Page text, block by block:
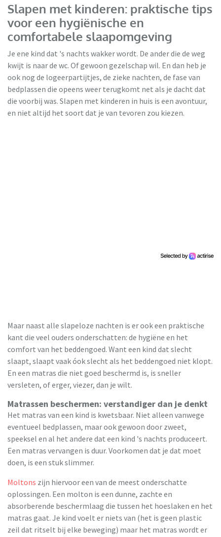
Slapen met kinderen: praktische tips
voor een hygiënische en
comfortabele slaapomgeving
Je ene kind dat 's nachts wakker wordt. De ander die de weg
kwijt is naar de wc. Of gewoon gezelschap wil. En dan heb je
ook nog de logeerpartijtjes, de zieke nachten, de fase van
bedplassen die opeens weer terugkomt net als je dacht dat
die voorbij was. Slapen met kinderen in huis is een avontuur,
en niet altijd het soort dat je van tevoren zou kiezen.
Maar naast alle slapeloze nachten is er ook een praktische
kant die veel ouders onderschatten: de hygiëne en het
comfort van het beddengoed. Want een kind dat slecht
slaapt, slaapt vaak óok slecht als het beddengoed niet klopt.
En een matras die niet goed beschermd is, is sneller
versleten, of erger, viezer, dan je wilt.
Matrassen beschermen: verstandiger dan je denkt
Het matras van een kind is kwetsbaar. Niet alleen vanwege
eventueel bedplassen, maar ook gewoon door zweet,
speeksel en al het andere dat een kind 's nachts produceert.
Een matras vervangen is duur. Voorkomen dat je dat moet
doen, is een stuk slimmer.
Moltons zijn hiervoor een van de meest onderschatte
oplossingen. Een molton is een dunne, zachte en
absorberende beschermlaag die tussen het hoeslaken en het
matras gaat. Je kind voelt er niets van (het is geen plastic
zeil dat ritselt bij elke beweging) maar het matras wordt er